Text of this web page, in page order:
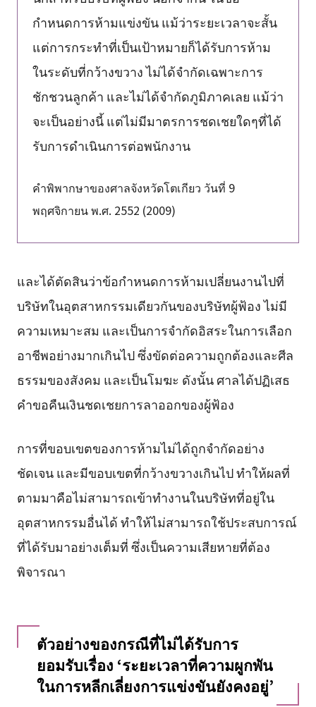
กำหนดการห้ามแข่งขัน แม้ว่าระยะเวลาจะสั้น
แต่การกระทำที่เป็นเป้าหมายก็ได้รับการห้าม
ในระดับที่กว้างขวาง ไม่ได้จำกัดเฉพาะการ
ชักชวนลูกค้า และไม่ได้จำกัดภูมิภาคเลย แม้ว่า
จะเป็นอย่างนี้ แต่ไม่มีมาตรการชดเชยใดๆที่ได้
รับการดำเนินการต่อพนักงาน
คำพิพากษาของศาลจังหวัดโตเกียว วันที่ 9
พฤศจิกายน พ.ศ. 2552 (2009)
และได้ตัดสินว่าข้อกำหนดการห้ามเปลี่ยนงานไปที่
บริษัทในอุตสาหกรรมเดียวกันของบริษัทผู้ฟ้อง ไม่มี
ความเหมาะสม และเป็นการจำกัดอิสระในการเลือก
อาชีพอย่างมากเกินไป ซึ่งขัดต่อความถูกต้องและศีล
ธรรมของสังคม และเป็นโมฆะ ดังนั้น ศาลได้ปฏิเสธ
คำขอคืนเงินชดเชยการลาออกของผู้ฟ้อง
การที่ขอบเขตของการห้ามไม่ได้ถูกจำกัดอย่าง
ชัดเจน และมีขอบเขตที่กว้างขวางเกินไป ทำให้ผลที่
ตามมาคือไม่สามารถเข้าทำงานในบริษัทที่อยู่ใน
อุตสาหกรรมอื่นได้ ทำให้ไม่สามารถใช้ประสบการณ์
ที่ได้รับมาอย่างเต็มที่ ซึ่งเป็นความเสียหายที่ต้อง
พิจารณา
ตัวอย่างของกรณีที่ไม่ได้รับการ
ยอมรับเรื่อง ‘ระยะเวลาที่ความผูกพัน
ในการหลีกเลี่ยงการแข่งขันยังคงอยู่’